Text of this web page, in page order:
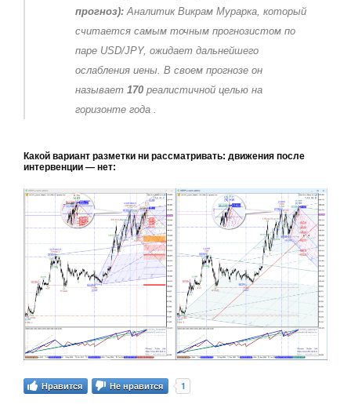
прогноз): Аналитик Викрам Мурарка, который
считается самым точным прогнозистом по
паре USD/JPY, ожидает дальнейшего
ослабления иены. В своем прогнозе он
называет 170 реалистичной целью на
горизонте года .
Какой вариант разметки ни рассматривать: движения после
интервенции — нет:
Нравится 1
Не нравится